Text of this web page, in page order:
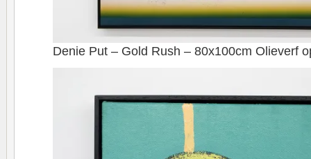
Denie Put – Gold Rush – 80x100cm Olieverf